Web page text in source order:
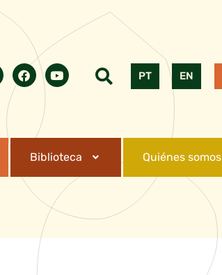
PT EN
Biblioteca Quiénes somos